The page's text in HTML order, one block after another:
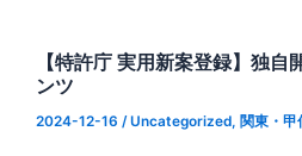
【特許庁 実用新案登録】独自
ンツ
2024-12-16 /Uncategorized, 関東・甲